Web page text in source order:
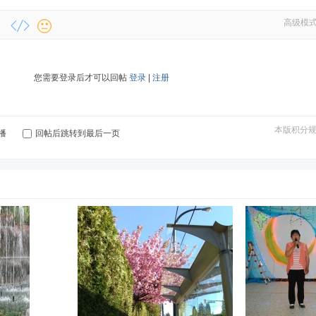
高级模
您需要登录后才可以回帖 登录 注册
本版积分
回帖后跳转到最后一页